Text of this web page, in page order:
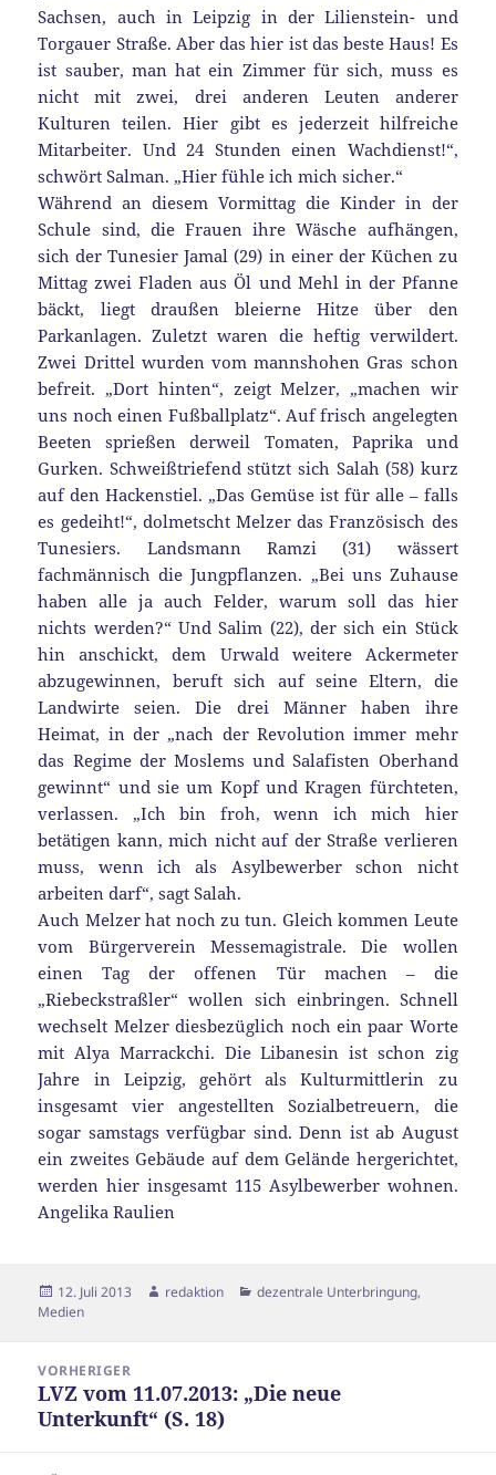
Sachsen, auch in Leipzig in der Lilienstein- und
Torgauer Straße. Aber das hier ist das beste Haus! Es
ist sauber, man hat ein Zimmer für sich, muss es
nicht mit zwei, drei anderen Leuten anderer
Kulturen teilen. Hier gibt es jederzeit hilfreiche
Mitarbeiter. Und 24 Stunden einen Wachdienst!“,
schwört Salman. „Hier fühle ich mich sicher.“
Während an diesem Vormittag die Kinder in der
Schule sind, die Frauen ihre Wäsche aufhängen,
sich der Tunesier Jamal (29) in einer der Küchen zu
Mittag zwei Fladen aus Öl und Mehl in der Pfanne
bäckt, liegt draußen bleierne Hitze über den
Parkanlagen. Zuletzt waren die heftig verwildert.
Zwei Drittel wurden vom mannshohen Gras schon
befreit. „Dort hinten“, zeigt Melzer, „machen wir
uns noch einen Fußballplatz“. Auf frisch angelegten
Beeten sprießen derweil Tomaten, Paprika und
Gurken. Schweißtriefend stützt sich Salah (58) kurz
auf den Hackenstiel. „Das Gemüse ist für alle – falls
es gedeiht!“, dolmetscht Melzer das Französisch des
Tunesiers. Landsmann Ramzi (31) wässert
fachmännisch die Jungpflanzen. „Bei uns Zuhause
haben alle ja auch Felder, warum soll das hier
nichts werden?“ Und Salim (22), der sich ein Stück
hin anschickt, dem Urwald weitere Ackermeter
abzugewinnen, beruft sich auf seine Eltern, die
Landwirte seien. Die drei Männer haben ihre
Heimat, in der „nach der Revolution immer mehr
das Regime der Moslems und Salafisten Oberhand
gewinnt“ und sie um Kopf und Kragen fürchteten,
verlassen. „Ich bin froh, wenn ich mich hier
betätigen kann, mich nicht auf der Straße verlieren
muss, wenn ich als Asylbewerber schon nicht
arbeiten darf“, sagt Salah.
Auch Melzer hat noch zu tun. Gleich kommen Leute
vom Bürgerverein Messemagistrale. Die wollen
einen Tag der offenen Tür machen – die
„Riebeckstraßler“ wollen sich einbringen. Schnell
wechselt Melzer diesbezüglich noch ein paar Worte
mit Alya Marrackchi. Die Libanesin ist schon zig
Jahre in Leipzig, gehört als Kulturmittlerin zu
insgesamt vier angestellten Sozialbetreuern, die
sogar samstags verfügbar sind. Denn ist ab August
ein zweites Gebäude auf dem Gelände hergerichtet,
werden hier insgesamt 115 Asylbewerber wohnen.
Angelika Raulien
Veröffentlicht
am
12. Juli 2013 Autor
redaktion Kategorien
dezentrale Unterbringung,
Medien
VORHERIGER
Vorheriger
Beitrag:
LVZ vom 11.07.2013: „Die neue
Unterkunft“ (S. 18)